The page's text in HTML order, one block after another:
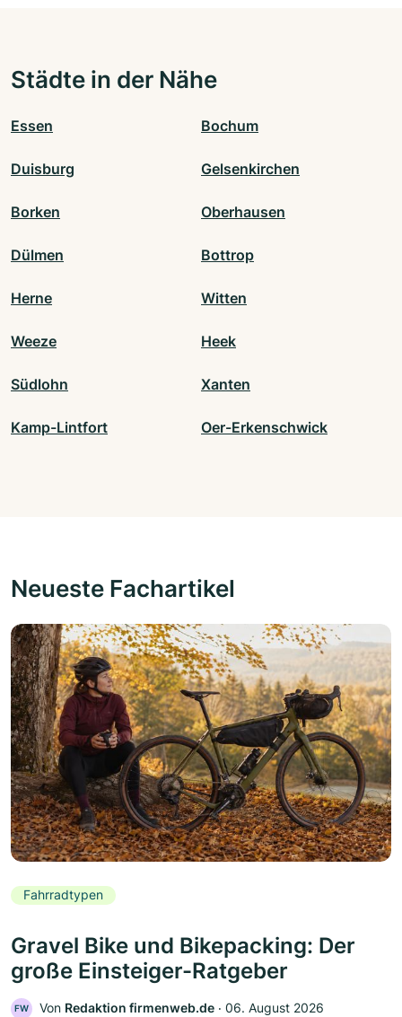
Städte in der Nähe
Essen Bochum
Duisburg Gelsenkirchen
Borken Oberhausen
Dülmen Bottrop
Herne Witten
Weeze Heek
Südlohn Xanten
Kamp-Lintfort Oer-Erkenschwick
Neueste Fachartikel
Fahrradtypen
Gravel Bike und Bikepacking: Der
große Einsteiger-Ratgeber
FW Von Redaktion firmenweb.de ‧ 06. August 2026